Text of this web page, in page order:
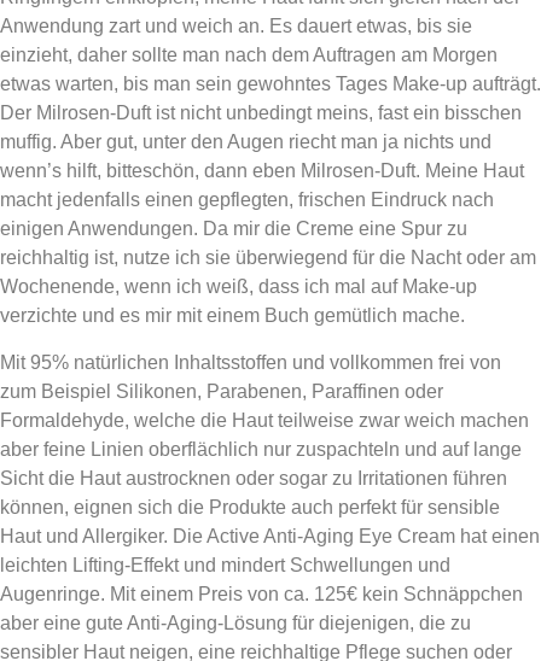
Anwendung zart und weich an. Es dauert etwas, bis sie
einzieht, daher sollte man nach dem Auftragen am Morgen
etwas warten, bis man sein gewohntes Tages Make-up aufträgt.
Der Milrosen-Duft ist nicht unbedingt meins, fast ein bisschen
muffig. Aber gut, unter den Augen riecht man ja nichts und
wenn’s hilft, bitteschön, dann eben Milrosen-Duft. Meine Haut
macht jedenfalls einen gepflegten, frischen Eindruck nach
einigen Anwendungen. Da mir die Creme eine Spur zu
reichhaltig ist, nutze ich sie überwiegend für die Nacht oder am
Wochenende, wenn ich weiß, dass ich mal auf Make-up
verzichte und es mir mit einem Buch gemütlich mache.
Mit 95% natürlichen Inhaltsstoffen und vollkommen frei von
zum Beispiel Silikonen, Parabenen, Paraffinen oder
Formaldehyde, welche die Haut teilweise zwar weich machen
aber feine Linien oberflächlich nur zuspachteln und auf lange
Sicht die Haut austrocknen oder sogar zu Irritationen führen
können, eignen sich die Produkte auch perfekt für sensible
Haut und Allergiker. Die Active Anti-Aging Eye Cream hat einen
leichten Lifting-Effekt und mindert Schwellungen und
Augenringe. Mit einem Preis von ca. 125€ kein Schnäppchen
aber eine gute Anti-Aging-Lösung für diejenigen, die zu
sensibler Haut neigen, eine reichhaltige Pflege suchen oder